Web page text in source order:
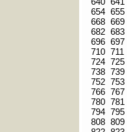
654 655
668 669
682 683
696 697
710 711
724 725
738 739
752 753
766 767
780 781
794 795
808 809